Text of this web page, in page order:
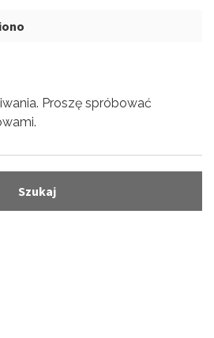
Proszę spróbować